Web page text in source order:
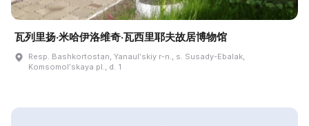
瓦列里扬·米哈伊洛维奇·瓦西里耶夫故居博物馆
Resp. Bashkortostan, Yanaulʹskiy r-n., s. Susady-Ebalak,
Komsomolʹskaya pl., d. 1